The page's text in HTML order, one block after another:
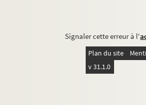
Signaler cette erreur à l'
Plan du site
v 31.1.0